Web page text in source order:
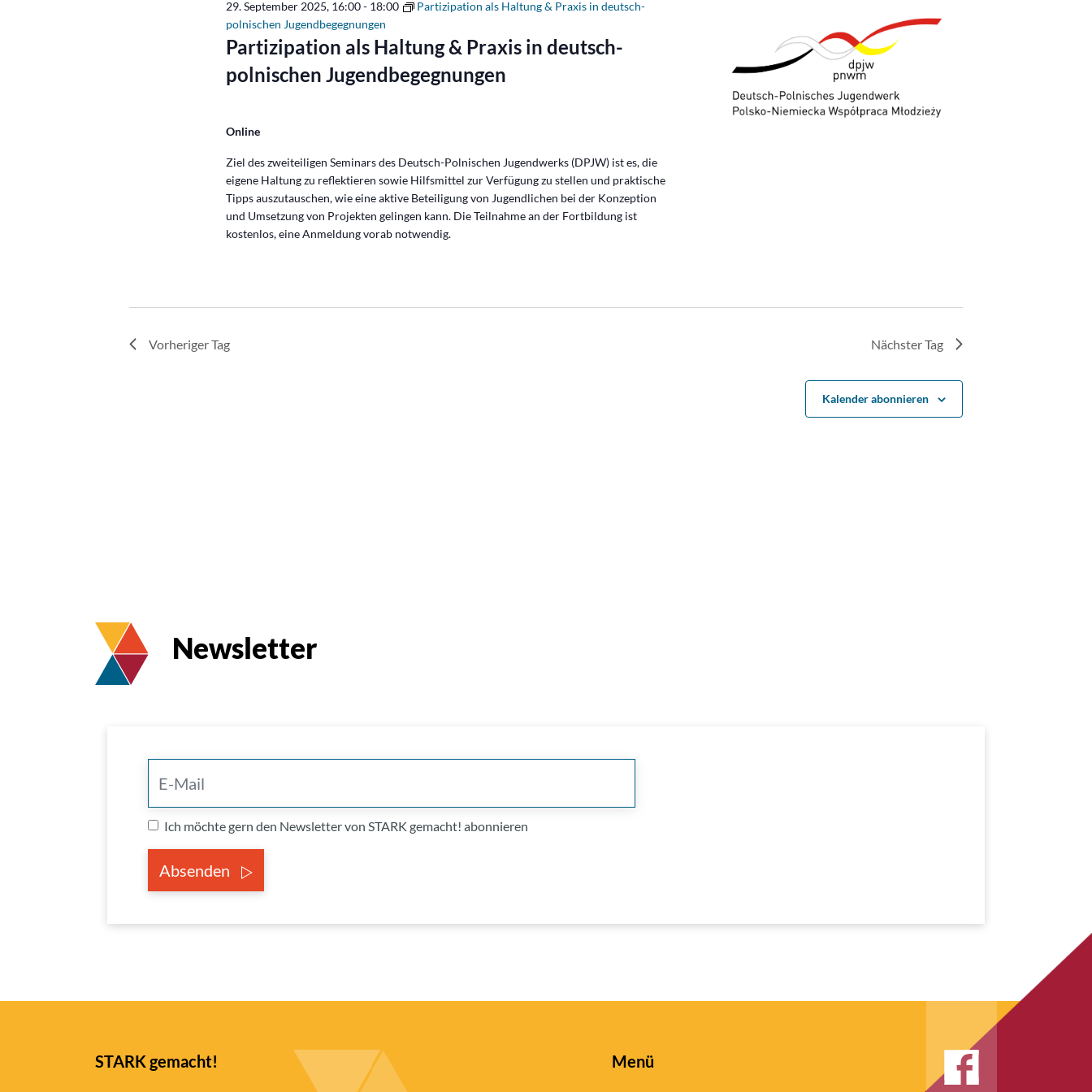
Partizipation als Haltung & Praxis in deutsch-
polnischen Jugendbegegnungen
29. September 2025, 16:00- 18:00
Partizipation als Haltung & Praxis in deutsch-
polnischen Jugendbegegnungen
Online
Ziel des zweiteiligen Seminars des Deutsch-Polnischen Jugendwerks (DPJW) ist es, die
eigene Haltung zu reflektieren sowie Hilfsmittel zur Verfügung zu stellen und praktische
Tipps auszutauschen, wie eine aktive Beteiligung von Jugendlichen bei der Konzeption
und Umsetzung von Projekten gelingen kann. Die Teilnahme an der Fortbildung ist
kostenlos, eine Anmeldung vorab notwendig.
Vorheriger Tag Nächster Tag
Kalender abonnieren
Newsletter
Ich möchte gern den Newsletter von STARK gemacht! abonnieren
Absenden
STARK gemacht! Menü